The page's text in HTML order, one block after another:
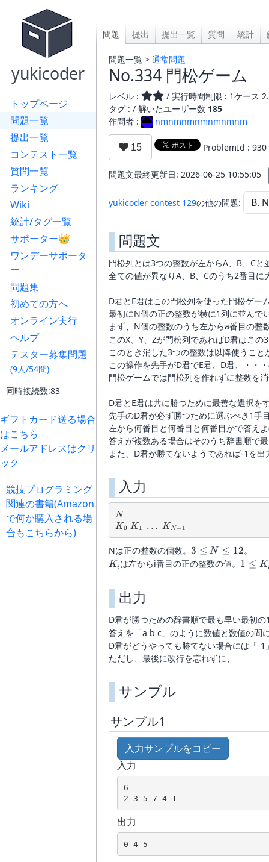
yukicoder
トップページ
問題一覧
提出一覧
コンテスト一覧
質問一覧
ランキング
Wiki
統計/タグ一覧
サポーター👑
ワンデーサポータ
ー
問題集
初めての方へ
オンライン実行
ヘルプ
テスター募集問題
(9人/54問)
同時接続数:83
ギフトカード送る場合
はこちら
メールアドレスはクリ
ック
競技プログラミング
関連の書籍(Amazon
で何か購入される場
合もこちらから)
問題 提出 提出一覧 質問 統計
問題一覧 > 通常問題
No.334 門松ゲーム
レベル :
/ 実行時間制限 : 1ケース
タグ : / 解いたユーザー数 185
作問者 :
nmnmnmnmnmnmnm
ProblemId :
問題文最終更新日: 2026-06-25 10:55:05
yukicoder contest 129の他の問題:
問題文
門松列とは3つの整数が左からA、B、Cと
全ての値が異なりA、B、Cのうち2番目
D君とE君はこの門松列を使った門松ゲー
最初にN個の正の整数が横に1列に並んで
まず、N個の整数のうち左からa番目の
このX、Y、Zが門松列であればD君はこ
このとき消した3つの整数は以降使うこと
この操作を先手がD君でE君、D君、・・
門松ゲームでは門松列を作れずに整数を
D君とE君は共に勝つために最善な選択を
先手のD君が必ず勝つために選ぶべき1手
左から何番目と何番目と何番目かで答え
答えが複数ある場合はそのうち辞書順で
また、D君が勝てないようであれば-1を出
入力
N
N
K_0\ K_1\ \dots\ K_{N-1}
K0 K1 … KN −1
Nは正の整数の個数。 3\le
N
3 ≤ N ≤ 12。
K_i
Kiは左からi番目の正の整数の値。 1\le
1 ≤ K
出力
D君が勝つための辞書順で最も早い最初
答えを「a b c」のように数値と数値の間
D君がどうやっても勝てない場合には「-
ただし、最後に改行を忘れずに、
サンプル
サンプル1
入力サンプルをコピー
入力
6
2 3 5 7 4 1
出力
0 4 5